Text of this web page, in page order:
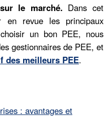
le marché. Dans cet
en revue les principaux
un bon PEE, nous
gestionnaires de PEE, et
des meilleurs PEE.
: avantages et